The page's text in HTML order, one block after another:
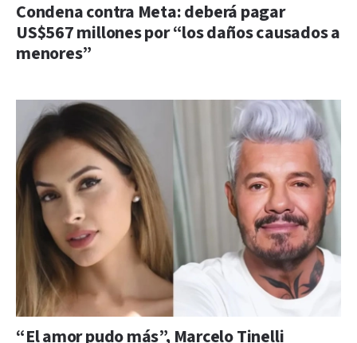
Condena contra Meta: deberá pagar
US$567 millones por “los daños causados a
menores”
“El amor pudo más”, Marcelo Tinelli